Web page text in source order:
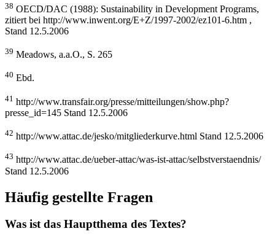
38 OECD/DAC (1988): Sustainability in Development Programs,
zitiert bei http://www.inwent.org/E+Z/1997-2002/ez101-6.htm ,
Stand 12.5.2006
39 Meadows, a.a.O., S. 265
40 Ebd.
41 http://www.transfair.org/presse/mitteilungen/show.php?
presse_id=145 Stand 12.5.2006
42 http://www.attac.de/jesko/mitgliederkurve.html Stand 12.5.2006
43 http://www.attac.de/ueber-attac/was-ist-attac/selbstverstaendnis/
Stand 12.5.2006
Häufig gestellte Fragen
Was ist das Hauptthema des Textes?